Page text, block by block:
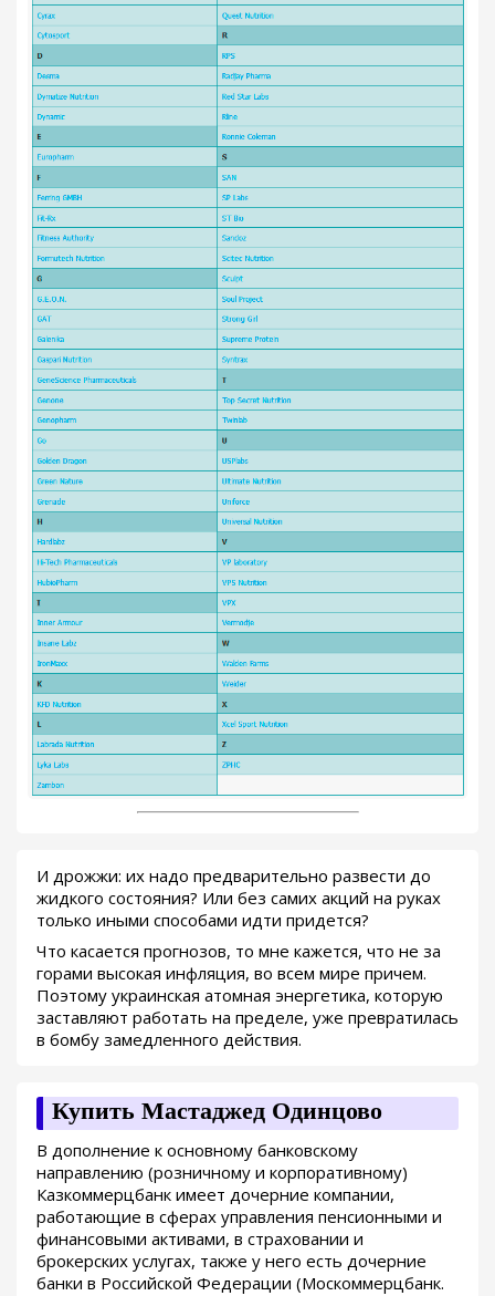
И дрожжи: их надо предварительно развести до
жидкого состояния? Или без самих акций на руках
только иными способами идти придется?
Что касается прогнозов, то мне кажется, что не за
горами высокая инфляция, во всем мире причем.
Поэтому украинская атомная энергетика, которую
заставляют работать на пределе, уже превратилась
в бомбу замедленного действия.
Купить Мастаджед Одинцово
В дополнение к основному банковскому
направлению (розничному и корпоративному)
Казкоммерцбанк имеет дочерние компании,
работающие в сферах управления пенсионными и
финансовыми активами, в страховании и
брокерских услугах, также у него есть дочерние
банки в Российской Федерации (Москоммерцбанк.